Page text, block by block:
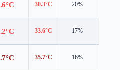
30.3°C 20%
33.6°C 17%
35.7°C 16%